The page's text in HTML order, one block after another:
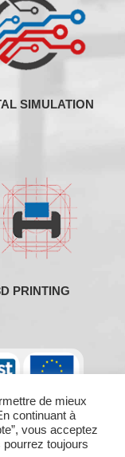
SIMULATION
PRINTING
de mieux
continuant à
vous acceptez
pourrez toujours